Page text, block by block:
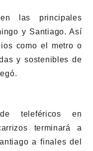
las principales
y Santiago. Así
como el metro o
y sostenibles de
teleféricos en
terminará a
a finales del